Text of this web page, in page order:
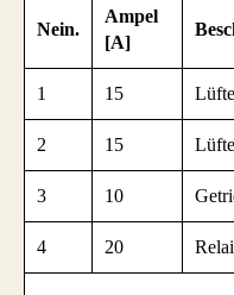
Nein.
Ampel
[A]
1 15
2 15
3 10
4 20